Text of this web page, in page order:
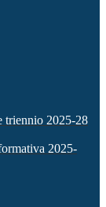
triennio 2025-28
2025-